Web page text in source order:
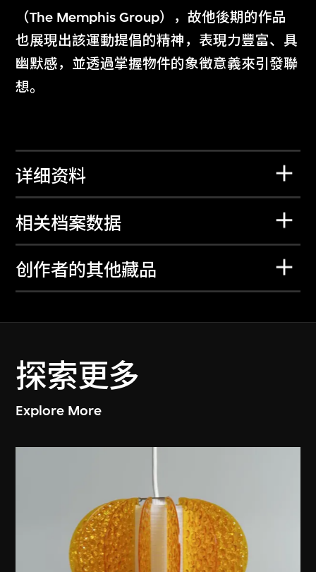
（The Memphis Group），故他後期的作品
也展現出該運動提倡的精神，表現力豐富、具
幽默感，並透過掌握物件的象徵意義來引發聯
想。
详细资料
相关档案数据
创作者的其他藏品
探索更多
Explore More